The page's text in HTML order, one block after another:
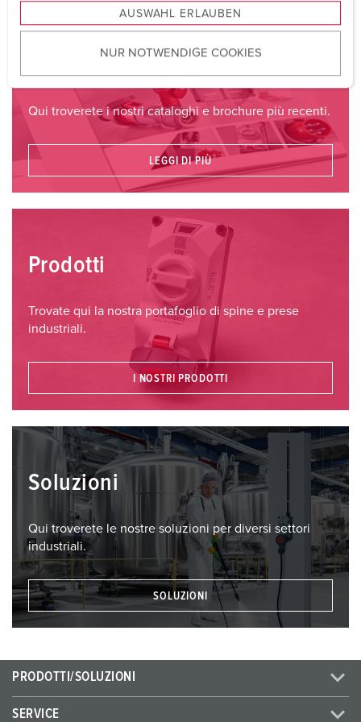
u
w
AUSWAHL ERLAUBEN
NUR NOTWENDIGE COOKIES
Cataloghi & brochure
Qui troverete i nostri cataloghi e brochure più recenti.
LEGGI DI PIÙ
Prodotti
Trovate qui la nostra portafoglio di spine e prese
industriali.
I NOSTRI PRODOTTI
Soluzioni
Qui troverete le nostre soluzioni per diversi settori
industriali.
SOLUZIONI
PRODOTTI/SOLUZIONI
SERVICE